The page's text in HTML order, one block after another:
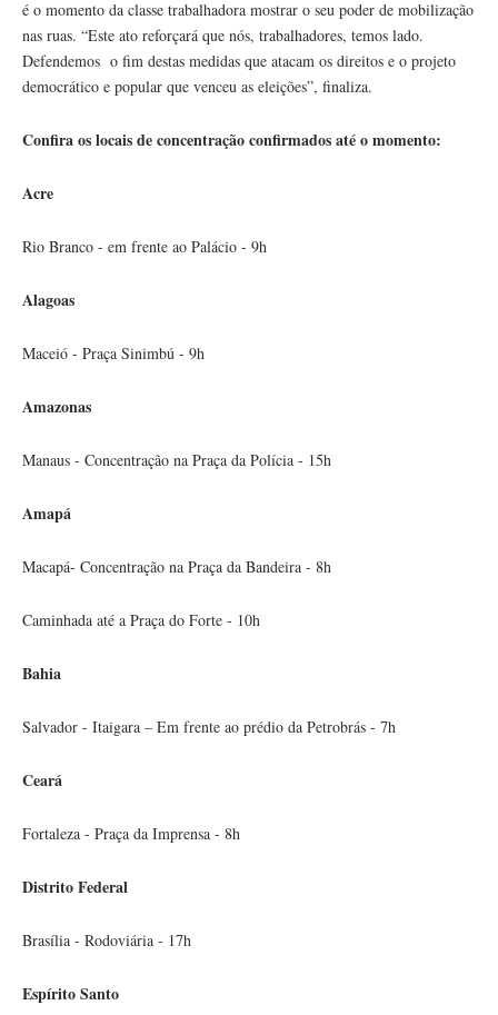
é o momento da classe trabalhadora mostrar o seu poder de mobilização
nas ruas. “Este ato reforçará que nós, trabalhadores, temos lado.
Defendemos o fim destas medidas que atacam os direitos e o projeto
democrático e popular que venceu as eleições”, finaliza.
Confira os locais de concentração confirmados até o momento:
Acre
Rio Branco - em frente ao Palácio - 9h
Alagoas
Maceió - Praça Sinimbú - 9h
Amazonas
Manaus - Concentração na Praça da Polícia - 15h
Amapá
Macapá- Concentração na Praça da Bandeira - 8h
Caminhada até a Praça do Forte - 10h
Bahia
Salvador - Itaigara – Em frente ao prédio da Petrobrás - 7h
Ceará
Fortaleza - Praça da Imprensa - 8h
Distrito Federal
Brasília - Rodoviária - 17h
Espírito Santo